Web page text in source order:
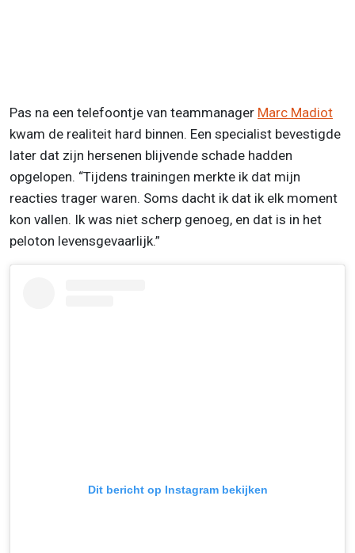
Pas na een telefoontje van teammanager Marc Madiot
kwam de realiteit hard binnen. Een specialist bevestigde
later dat zijn hersenen blijvende schade hadden
opgelopen. “Tijdens trainingen merkte ik dat mijn
reacties trager waren. Soms dacht ik dat ik elk moment
kon vallen. Ik was niet scherp genoeg, en dat is in het
peloton levensgevaarlijk.”
Dit bericht op Instagram bekijken